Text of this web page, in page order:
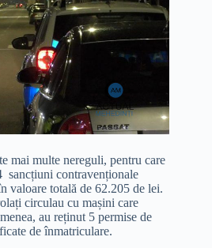
mai multe nereguli, pentru care
sancțiuni contravenționale
valoare totală de 62.205 de lei.
circulau cu mașini care
au reținut 5 permise de
de înmatriculare.